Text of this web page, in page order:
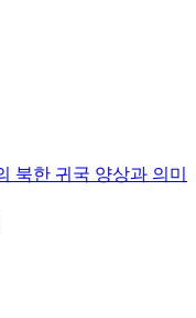
북한 귀국 양상과 의미